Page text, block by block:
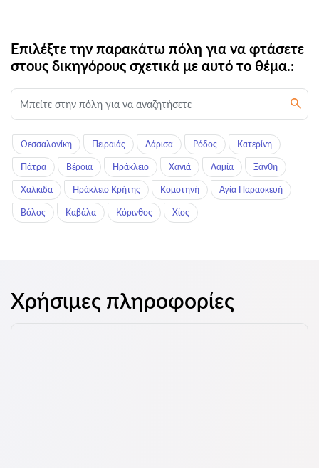
Επιλέξτε την παρακάτω πόλη για να φτάσετε
στους δικηγόρους σχετικά με αυτό το θέμα.:
Θεσσαλονίκη Πειραιάς Λάρισα Ρόδος Κατερίνη
Πάτρα Βέροια Ηράκλειο Χανιά Λαμία Ξάνθη
Χαλκιδα Ηράκλειο Κρήτης Κομοτηνή Αγία Παρασκευή
Βόλος Καβάλα Κόρινθος Χίος
Χρήσιμες πληροφορίες